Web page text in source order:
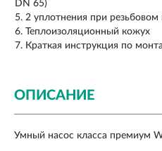
DN 65)
2 уплотнения при
Теплоизоляционный кожух
Краткая инструкция по
ОПИСАНИЕ
Умный насос класса премиум